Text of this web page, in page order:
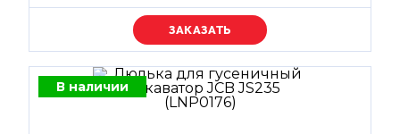
Уточняйте цену
В наличии